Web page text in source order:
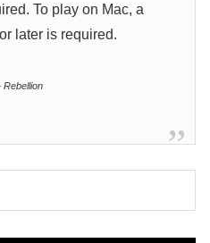
To play on Mac, a
later is required.
Rebellion